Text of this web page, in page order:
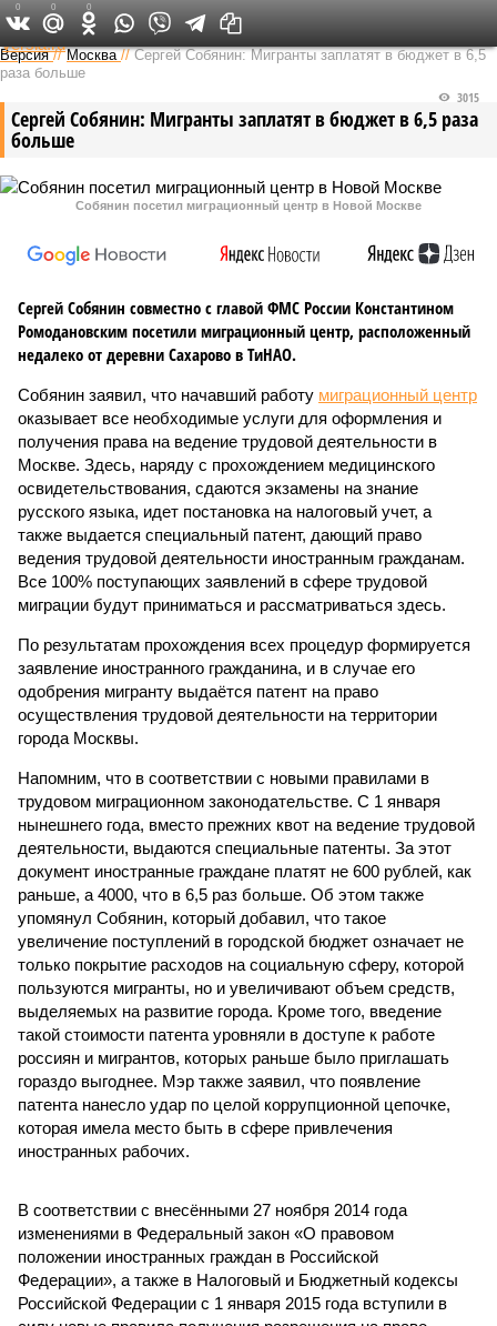
Федеральный выпуск
Версия //Москва //Сергей Собянин: Мигранты заплатят в бюджет в 6,5
раза больше
Сергей Собянин: Мигранты заплатят в бюджет в 6,5 раза
больше
3015
Собянин посетил миграционный центр в Новой Москве
Сергей Собянин совместно с главой ФМС России Константином
Ромодановским посетили миграционный центр, расположенный
недалеко от деревни Сахарово в ТиНАО.
Собянин заявил, что начавший работу миграционный центр
оказывает все необходимые услуги для оформления и
получения права на ведение трудовой деятельности в
Москве. Здесь, наряду с прохождением медицинского
освидетельствования, сдаются экзамены на знание
русского языка, идет постановка на налоговый учет, а
также выдается специальный патент, дающий право
ведения трудовой деятельности иностранным гражданам.
Все 100% поступающих заявлений в сфере трудовой
миграции будут приниматься и рассматриваться здесь.
По результатам прохождения всех процедур формируется
заявление иностранного гражданина, и в случае его
одобрения мигранту выдаётся патент на право
осуществления трудовой деятельности на территории
города Москвы.
Напомним, что в соответствии с новыми правилами в
трудовом миграционном законодательстве. С 1 января
нынешнего года, вместо прежних квот на ведение трудовой
деятельности, выдаются специальные патенты. За этот
документ иностранные граждане платят не 600 рублей, как
раньше, а 4000, что в 6,5 раз больше. Об этом также
упомянул Собянин, который добавил, что такое
увеличение поступлений в городской бюджет означает не
только покрытие расходов на социальную сферу, которой
пользуются мигранты, но и увеличивают объем средств,
выделяемых на развитие города. Кроме того, введение
такой стоимости патента уровняли в доступе к работе
россиян и мигрантов, которых раньше было приглашать
гораздо выгоднее. Мэр также заявил, что появление
патента нанесло удар по целой коррупционной цепочке,
которая имела место быть в сфере привлечения
иностранных рабочих.
В соответствии с внесёнными 27 ноября 2014 года
изменениями в Федеральный закон «О правовом
положении иностранных граждан в Российской
Федерации», а также в Налоговый и Бюджетный кодексы
Российской Федерации с 1 января 2015 года вступили в
0 0 0